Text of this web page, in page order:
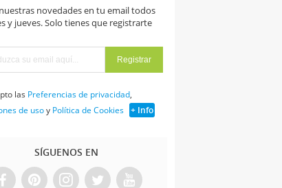
novedades en tu email todos
y jueves. Solo tienes que registrarte
las Preferencias de privacidad,
de usoy Política de Cookies + Info
SÍGUENOS EN